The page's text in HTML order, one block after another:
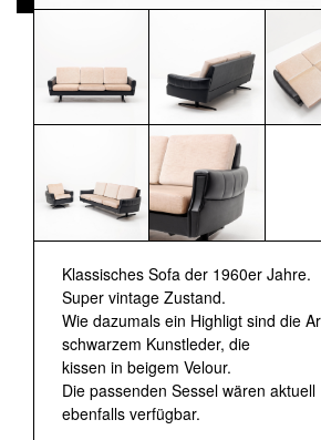
Klassisches Sofa der 1960er Jahre.
Super vintage Zustand.
Wie dazumals ein Highligt sind die
schwarzem Kunstleder, die
kissen in beigem Velour.
Die passenden Sessel wären aktuell
ebenfalls verfügbar.